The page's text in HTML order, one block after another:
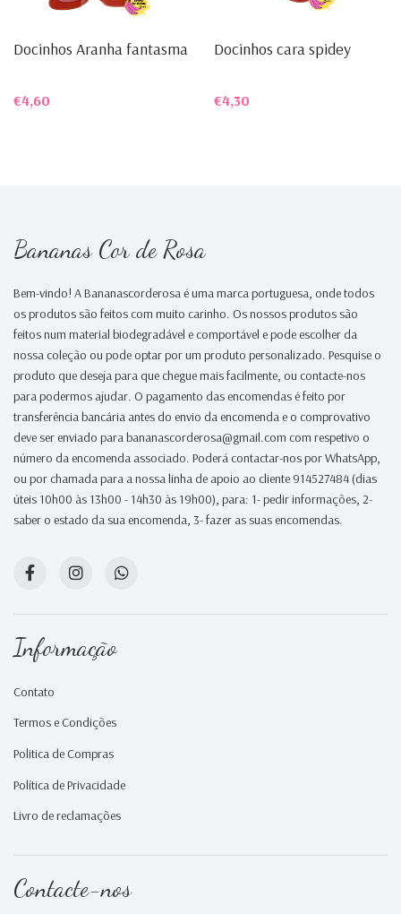
Docinhos Aranha fantasma
€4,60
Docinhos cara spidey
€4,30
Bananas Cor de Rosa
Bem-vindo! A Bananascorderosa é uma marca portuguesa, onde todos
os produtos são feitos com muito carinho. Os nossos produtos são
feitos num material biodegradável e comportável e pode escolher da
nossa coleção ou pode optar por um produto personalizado. Pesquise o
produto que deseja para que chegue mais facilmente, ou contacte-nos
para podermos ajudar. O pagamento das encomendas é feito por
transferência bancária antes do envio da encomenda e o comprovativo
deve ser enviado para bananascorderosa@gmail.com com respetivo o
número da encomenda associado. Poderá contactar-nos por WhatsApp,
ou por chamada para a nossa linha de apoio ao cliente 914527484 (dias
úteis 10h00 às 13h00 - 14h30 às 19h00), para: 1- pedir informações, 2-
saber o estado da sua encomenda, 3- fazer as suas encomendas.
Informação
Contato
Termos e Condições
Politica de Compras
Política de Privacidade
Livro de reclamações
Contacte-nos